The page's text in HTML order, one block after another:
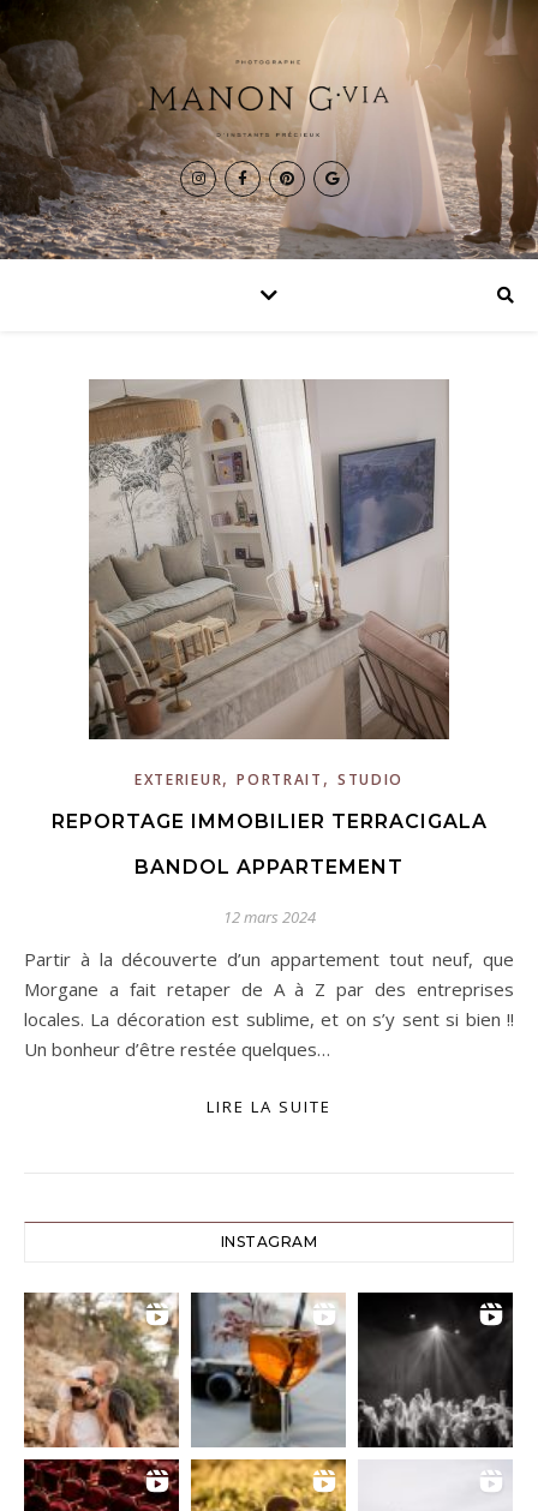
EXTERIEUR,PORTRAIT , STUDIO
REPORTAGE IMMOBILIER TERRACIGALA
BANDOL APPARTEMENT
12 mars 2024
Partir à la découverte d’un appartement tout neuf, que
Morgane a fait retaper de A à Z par des entreprises
locales. La décoration est sublime, et on s’y sent si bien !!
Un bonheur d’être restée quelques…
LIRE LA SUITE
INSTAGRAM